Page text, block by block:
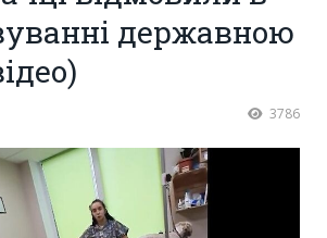
державною
3786